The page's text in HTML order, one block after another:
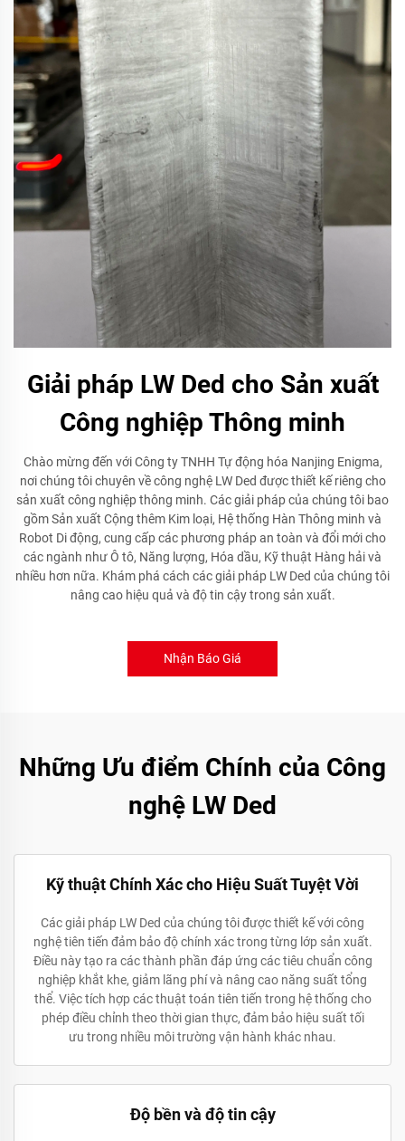
Giải pháp LW Ded cho Sản xuất
Công nghiệp Thông minh
Chào mừng đến với Công ty TNHH Tự động hóa Nanjing Enigma,
nơi chúng tôi chuyên về công nghệ LW Ded được thiết kế riêng cho
sản xuất công nghiệp thông minh. Các giải pháp của chúng tôi bao
gồm Sản xuất Cộng thêm Kim loại, Hệ thống Hàn Thông minh và
Robot Di động, cung cấp các phương pháp an toàn và đổi mới cho
các ngành như Ô tô, Năng lượng, Hóa dầu, Kỹ thuật Hàng hải và
nhiều hơn nữa. Khám phá cách các giải pháp LW Ded của chúng tôi
nâng cao hiệu quả và độ tin cậy trong sản xuất.
Nhận Báo Giá
Những Ưu điểm Chính của Công
nghệ LW Ded
Kỹ thuật Chính Xác cho Hiệu Suất Tuyệt Vời
Các giải pháp LW Ded của chúng tôi được thiết kế với công
nghệ tiên tiến đảm bảo độ chính xác trong từng lớp sản xuất.
Điều này tạo ra các thành phần đáp ứng các tiêu chuẩn công
nghiệp khắt khe, giảm lãng phí và nâng cao năng suất tổng
thể. Việc tích hợp các thuật toán tiên tiến trong hệ thống cho
phép điều chỉnh theo thời gian thực, đảm bảo hiệu suất tối
ưu trong nhiều môi trường vận hành khác nhau.
Độ bền và độ tin cậy